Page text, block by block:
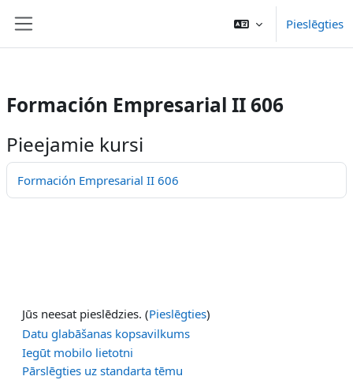
Atvērt galveno saturu
Pieslēgties
Formación Empresarial II 606
Pieejamie kursi
Formación Empresarial II 606
Jūs neesat pieslēdzies. (Pieslēgties)
Datu glabāšanas kopsavilkums
Iegūt mobilo lietotni
Pārslēgties uz standarta tēmu